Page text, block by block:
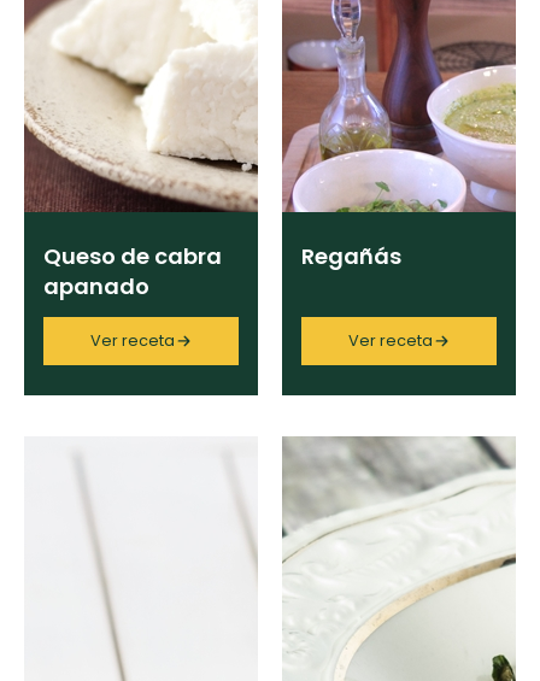
Queso de cabra
apanado
Ver receta
Regañás
Ver receta